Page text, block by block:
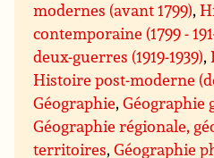
modernes (avant 1799),
contemporaine (1799 -
deux-guerres (1919-1939),
Histoire post-moderne
Géographie,Géographie
Géographie régionale,
territoires,Géographie